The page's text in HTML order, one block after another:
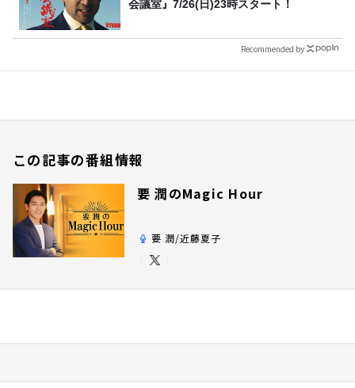
会議室』7/26(日)23時スタート！
Recommended by
この記事の番組情報
要 潤のMagic Hour
要 潤/近藤夏子